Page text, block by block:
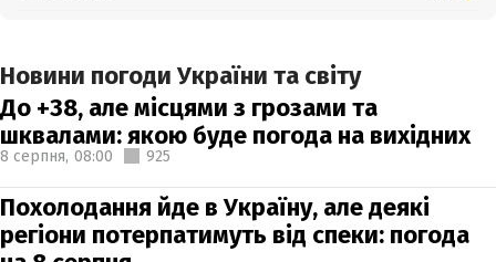
Новини погоди України та світу
До +38, але місцями з грозами та
шквалами: якою буде погода на вихідних
8 серпня, 08:00 925
Похолодання йде в Україну, але деякі
регіони потерпатимуть від спеки: погода